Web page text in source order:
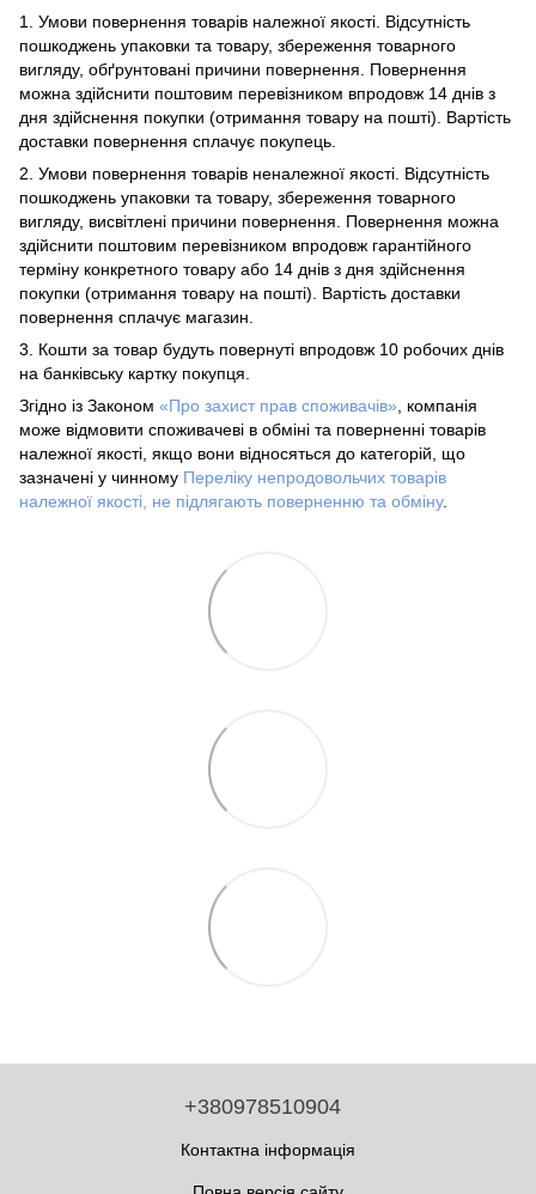
1. Умови повернення товарів належної якості. Відсутність
пошкоджень упаковки та товару, збереження товарного
вигляду, обґрунтовані причини повернення. Повернення
можна здійснити поштовим перевізником впродовж 14 днів з
дня здійснення покупки (отримання товару на пошті). Вартість
доставки повернення сплачує покупець.
2. Умови повернення товарів неналежної якості. Відсутність
пошкоджень упаковки та товару, збереження товарного
вигляду, висвітлені причини повернення. Повернення можна
здійснити поштовим перевізником впродовж гарантійного
терміну конкретного товару або 14 днів з дня здійснення
покупки (отримання товару на пошті). Вартість доставки
повернення сплачує магазин.
3. Кошти за товар будуть повернуті впродовж 10 робочих днів
на банківську картку покупця.
Згідно із Законом «Про захист прав споживачів» , компанія
може відмовити споживачеві в обміні та поверненні товарів
належної якості, якщо вони відносяться до категорій, що
зазначені у чинному Переліку непродовольчих товарів
належної якості, не підлягають поверненню та обміну.
+380978510904
Контактна інформація